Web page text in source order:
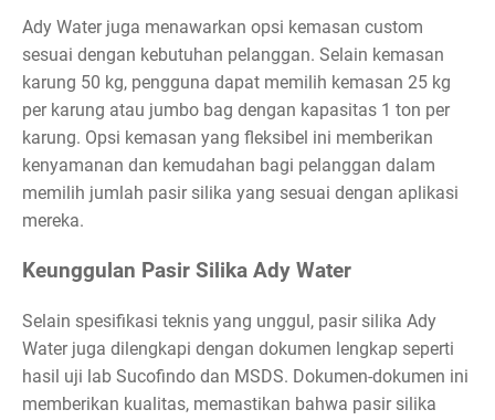
Ady Water juga menawarkan opsi kemasan custom
sesuai dengan kebutuhan pelanggan. Selain kemasan
karung 50 kg, pengguna dapat memilih kemasan 25 kg
per karung atau jumbo bag dengan kapasitas 1 ton per
karung. Opsi kemasan yang fleksibel ini memberikan
kenyamanan dan kemudahan bagi pelanggan dalam
memilih jumlah pasir silika yang sesuai dengan aplikasi
mereka.
Keunggulan Pasir Silika Ady Water
Selain spesifikasi teknis yang unggul, pasir silika Ady
Water juga dilengkapi dengan dokumen lengkap seperti
hasil uji lab Sucofindo dan MSDS. Dokumen-dokumen ini
memberikan kualitas, memastikan bahwa pasir silika